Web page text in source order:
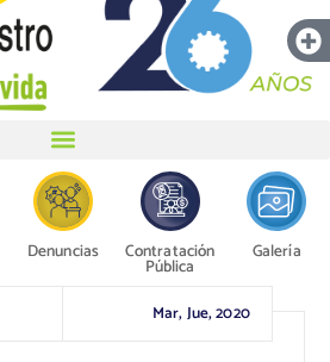
Denuncias Contratación
Pública
Galería
Mar, Jue, 2020